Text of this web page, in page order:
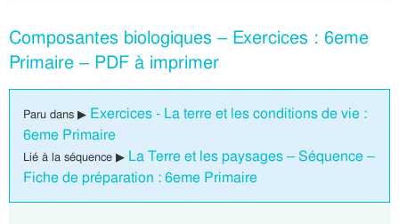
Composantes biologiques – Exercices : 6eme
Primaire – PDF à imprimer
Paru dans ▶ Exercices - La terre et les conditions de vie :
6eme Primaire
Lié à la séquence ▶ La Terre et les paysages – Séquence –
Fiche de préparation : 6eme Primaire